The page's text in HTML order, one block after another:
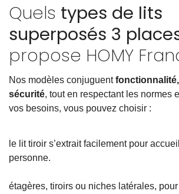
Quels types de lits
superposés 3
propose HOMY
Nos modèles conjuguent
sécurité, tout en respectant les normes
vos besoins, vous pouvez choisir :
le lit tiroir s’extrait facilement pour
personne.
étagères, tiroirs ou niches latérales,